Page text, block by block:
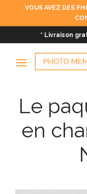
VOUS AVEZ DES
* Livraison
Le
en